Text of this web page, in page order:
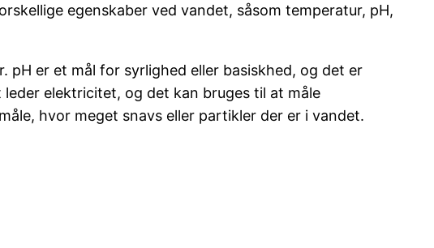
egenskaber ved vandet, såsom temperatur, pH,
pH er et mål for syrlighed eller basiskhed, og det er
elektricitet, og det kan bruges til at måle
hvor meget snavs eller partikler der er i vandet.